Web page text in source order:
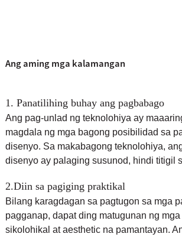
Ang aming mga kalamangan
1. Panatilihing buhay ang pagbabago
Ang pag-unlad ng teknolohiya ay
magdala ng mga bagong posibilidad sa
disenyo. Sa makabagong teknolohiya,
disenyo ay palaging susunod, hindi titigil
2.Diin sa pagiging praktikal
Bilang karagdagan sa pagtugon sa mga
pagganap, dapat ding matugunan ng
sikolohikal at aesthetic na pamantayan.